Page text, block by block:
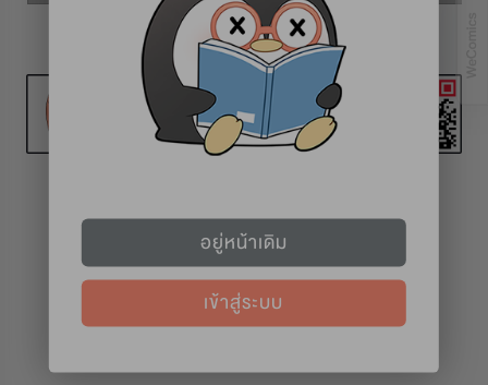
ตอนที่ 5
ทุก 2 สัปดาห์ (วันศุกร์)
อยู่หน้าเดิม
เข้าสู่ระบบ